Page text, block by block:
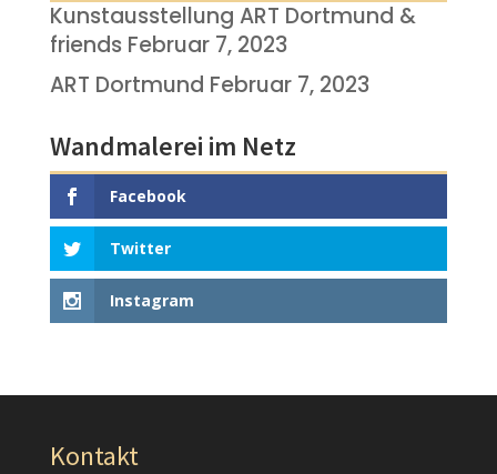
Kunstausstellung ART Dortmund &
friends Februar 7, 2023
ART Dortmund Februar 7, 2023
Wandmalerei im Netz
Facebook
Twitter
Instagram
Kontakt